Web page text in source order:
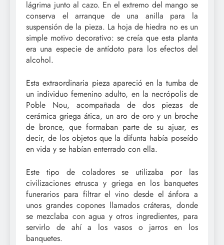
lágrima junto al cazo. En el extremo del mango se
conserva el arranque de una anilla para la
suspensión de la pieza. La hoja de hiedra no es un
simple motivo decorativo: se creía que esta planta
era una especie de antídoto para los efectos del
alcohol.
Esta extraordinaria pieza apareció en la tumba de
un individuo femenino adulto, en la necrópolis de
Poble Nou, acompañada de dos piezas de
cerámica griega ática, un aro de oro y un broche
de bronce, que formaban parte de su ajuar, es
decir, de los objetos que la difunta había poseído
en vida y se habían enterrado con ella.
Este tipo de coladores se utilizaba por las
civilizaciones etrusca y griega en los banquetes
funerarios para filtrar el vino desde el ánfora a
unos grandes copones llamados cráteras, donde
se mezclaba con agua y otros ingredientes, para
servirlo de ahí a los vasos o jarros en los
banquetes.